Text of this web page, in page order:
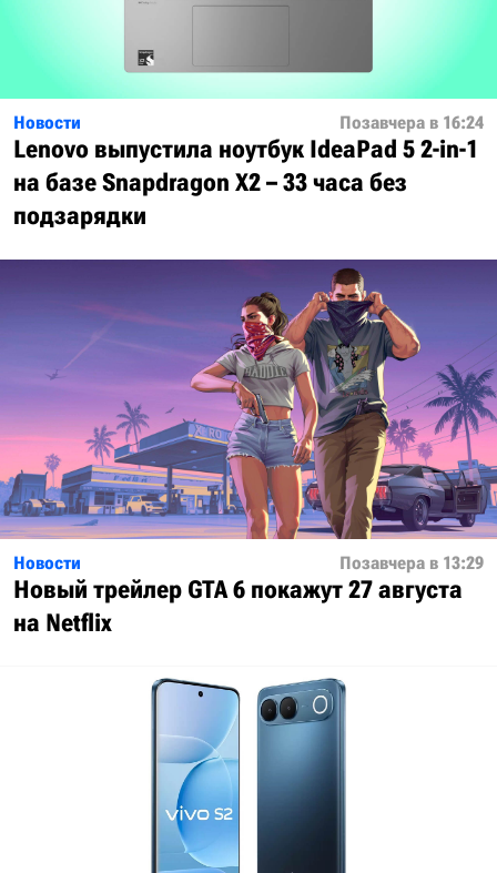
Новости Позавчера в 16:24
Lenovo выпустила ноутбук IdeaPad 5 2-in-1
на базе Snapdragon X2 – 33 часа без
подзарядки
Новости Позавчера в 13:29
Новый трейлер GTA 6 покажут 27 августа
на Netflix